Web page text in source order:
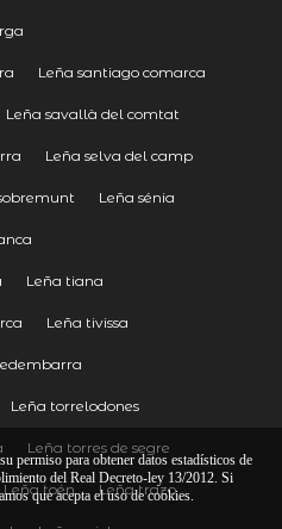
Leña santiago comarca
Leña savallà del comtat
Leña selva del camp
Leña sénia
Leña tiana
Leña tivissa
Leña torrelodones
Leña torres de segre
Leña toén Leña trazo
permiso para obtener datos estadísticos de
del Real Decreto-ley 13/2012. Si
que acepta el uso de cookies.